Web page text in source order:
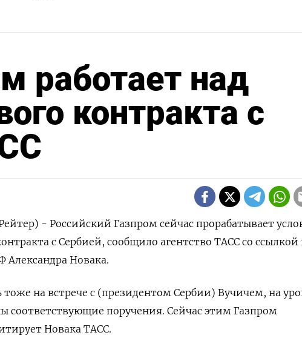
работает над
контракта с
- Российский Газпром сейчас прорабатывает
с Сербией, сообщило агентство ТАСС со ссылкой
Александра Новака.
тоже на встрече с (президентом Сербии) Вучичем, на
соответствующие поручения. Сейчас этим Газпром
Новака ТАСС.